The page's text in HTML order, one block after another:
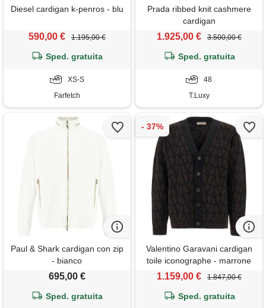
Diesel cardigan k-penros - blu
590,00 € 1.195,00 €
Sped. gratuita
XS-S
Farfetch
Prada ribbed knit cashmere
cardigan
1.925,00 € 3.500,00 €
Sped. gratuita
48
T.Luxy
Paul & Shark cardigan con zip
- bianco
695,00 €
Sped. gratuita
Valentino Garavani cardigan
toile iconographe - marrone
1.159,00 € 1.847,00 €
Sped. gratuita